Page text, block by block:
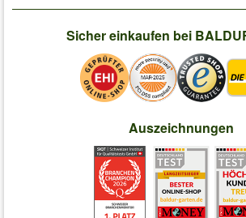
Sicher einkaufen bei
Auszeichnungen